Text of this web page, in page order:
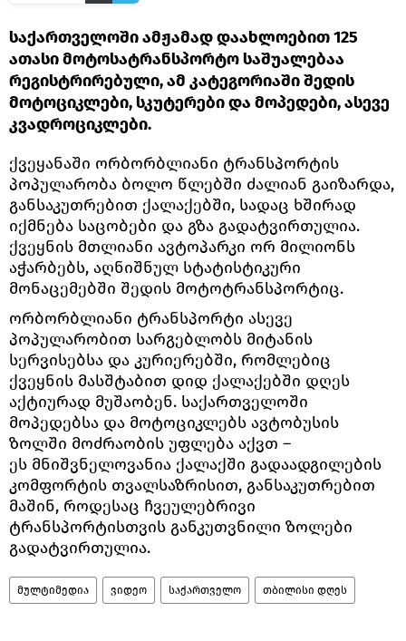
საქართველოში ამჟამად დაახლოებით 125
ათასი მოტოსატრანსპორტო საშუალებაა
რეგისტრირებული, ამ კატეგორიაში შედის
მოტოციკლები, სკუტერები და მოპედები, ასევე
კვადროციკლები.
ქვეყანაში ორბორბლიანი ტრანსპორტის
პოპულარობა ბოლო წლებში ძალიან გაიზარდა,
განსაკუთრებით ქალაქებში, სადაც ხშირად
იქმნება საცობები და გზა გადატვირთულია.
ქვეყნის მთლიანი ავტოპარკი ორ მილიონს
აჭარბებს, აღნიშნულ სტატისტიკური
მონაცემებში შედის მოტოტრანსპორტიც.
ორბორბლიანი ტრანსპორტი ასევე
პოპულარობით სარგებლობს მიტანის
სერვისებსა და კურიერებში, რომლებიც
ქვეყნის მასშტაბით დიდ ქალაქებში დღეს
აქტიურად მუშაობენ. საქართველოში
მოპედებსა და მოტოციკლებს ავტობუსის
ზოლში მოძრაობის უფლება აქვთ –
ეს მნიშვნელოვანია ქალაქში გადაადგილების
კომფორტის თვალსაზრისით, განსაკუთრებით
მაშინ, როდესაც ჩვეულებრივი
ტრანსპორტისთვის განკუთვნილი ზოლები
გადატვირთულია.
მულტიმედია ვიდეო საქართველო თბილისი დღეს